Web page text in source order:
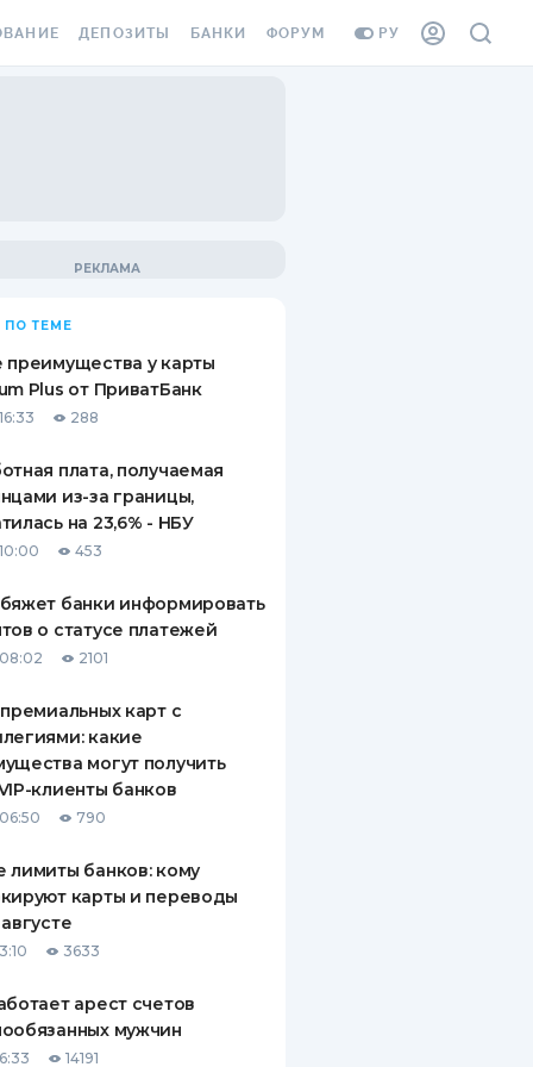
РУ
ВИНЬЕТКА
СОТРУДНИКОВ
ОТ
СЛУЧАЕВ
ПОЛИСЫ
О СТРАХОВЫХ
ДЕПОЗИТЫ
ВОПРОСЫ И ОТВЕТЫ
ПУТЕВОДИТЕЛИ ПО
БАНКИ ФОРУМ
ПО ТЕМЕ
преимущества у карты
Plus от ПриватБанк
288
плата, получаемая
из-за границы,
на 23,6% - НБУ
453
банки информировать
о статусе платежей
2101
карт с
какие
могут получить
клиенты банков
790
лимиты банков: кому
карты и переводы
3633
арест счетов
мужчин
14191